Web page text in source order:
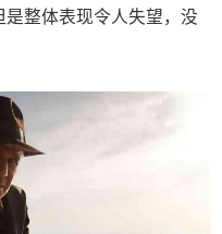
整体表现令人失望，没